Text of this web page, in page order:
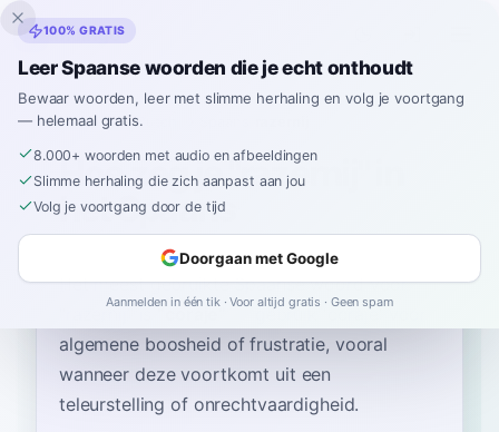
Inklingo
Home›Spaans›Dutch
Hoe zeg je "razernij" in
het Spaans
Het meest gebruikte Spaanse woord voor
gebruik 'coraje' voor
algemene boosheid of frustratie, vooral
wanneer deze voortkomt uit een
teleurstelling of onrechtvaardigheid.
100% GRATIS
Leer Spaanse woorden die je echt onthoudt
Bewaar woorden, leer met slimme herhaling en volg je voortgang
— helemaal gratis.
8.000+ woorden met audio en afbeeldingen
Slimme herhaling die zich aanpast aan jou
Volg je voortgang door de tijd
Doorgaan met Google
Aanmelden in één tik · Voor altijd gratis · Geen spam